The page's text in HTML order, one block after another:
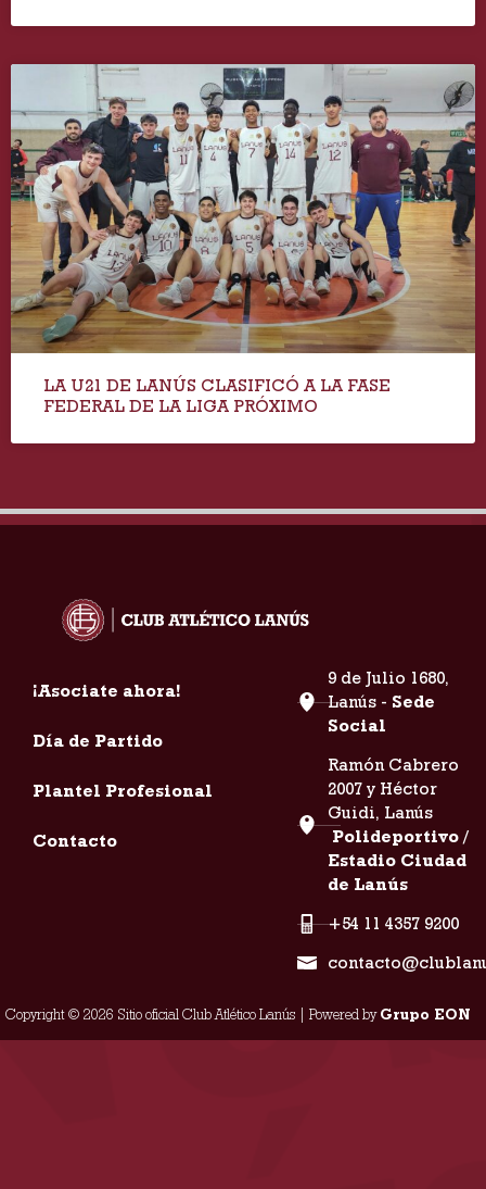
LA U21 DE LANÚS CLASIFICÓ A LA FASE
FEDERAL DE LA LIGA PRÓXIMO
¡Asociate ahora!
Día de Partido
Plantel Profesional
Contacto
9 de Julio 1680,
Lanús - Sede
Social
Ramón Cabrero
2007 y Héctor
Guidi, Lanús
Polideportivo /
Estadio Ciudad
de Lanús
+54 11 4357 9200
Copyright © 2026 Sitio oficial Club Atlético Lanús | Powered byGrupo EON